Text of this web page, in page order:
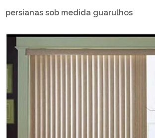
persianas sob medida guarulhos